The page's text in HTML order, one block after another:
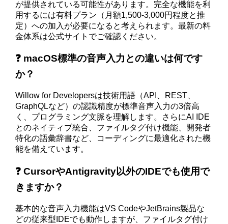
が提供されている可能性があります。完全な機能を利
用するには有料プラン（月額1,500-3,000円程度と推
定）への加入が必要になると考えられます。最新の料
金体系は公式サイトでご確認ください。
❓ macOS標準の音声入力との違いは何です
か？
Willow for Developersは技術用語（API、REST、
GraphQLなど）の認識精度が標準音声入力の3倍高
く、プログラミング文脈を理解します。さらにAI IDE
とのネイティブ統合、ファイルタグ付け機能、開発者
特化の語彙辞書など、コーディングに最適化された機
能を備えています。
❓ CursorやAntigravity以外のIDEでも使用で
きますか？
基本的な音声入力機能はVS CodeやJetBrains製品な
どの従来型IDEでも動作しますが、ファイルタグ付け